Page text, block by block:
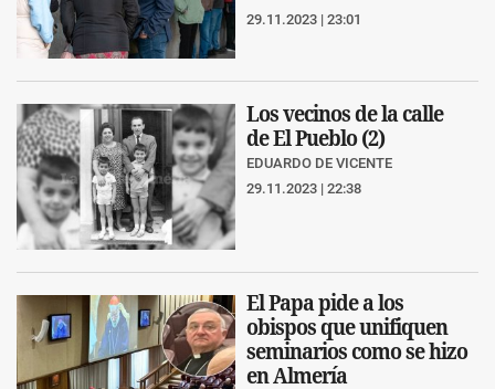
29.11.2023 | 23:01
Los vecinos de la calle
de El Pueblo (2)
EDUARDO DE VICENTE
29.11.2023 | 22:38
El Papa pide a los
obispos que unifiquen
seminarios como se hizo
en Almería